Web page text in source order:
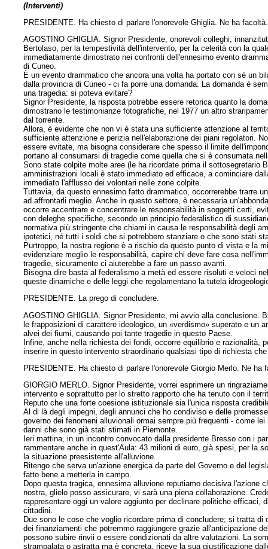
(Interventi)
PRESIDENTE. Ha chiesto di parlare l'onorevole Ghiglia. Ne ha facoltà.
AGOSTINO GHIGLIA. Signor Presidente, onorevoli colleghi,
Bertolaso, per la tempestività dell'intervento, per la celerità con la
immediatamente dimostrato nei confronti dell'ennesimo evento
di Cuneo.
È un evento drammatico che ancora una volta ha portato con sé un
dalla provincia di Cuneo - ci fa porre una domanda. La domanda è
una tragedia: si poteva evitare?
Signor Presidente, la risposta potrebbe essere retorica quanto la
dimostrano le testimonianze fotografiche, nel 1977 un altro
dal torrente.
Allora, è evidente che non vi è stata una sufficiente attenzione al
sufficiente attenzione e perizia nell'elaborazione dei piani regolatori.
essere evitate, ma bisogna considerare che spesso il limite
portano al consumarsi di tragedie come quella che si è consumata
Sono state colpite molte aree (le ha ricordate prima il sottosegretario
amministrazioni locali è stato immediato ed efficace, a cominciare
immediato l'afflusso dei volontari nelle zone colpite.
Tuttavia, da questo ennesimo fatto drammatico, occorrerebbe trarre
ad affrontarli meglio. Anche in questo settore, è necessaria
occorre accentrare e concentrare le responsabilità in soggetti certi,
con deleghe specifiche, secondo un principio federalistico di
normativa più stringente che chiami in causa le responsabilità degli
ipotetici, né tutti i soldi che si potrebbero stanziare o che sono stati
Purtroppo, la nostra regione è a rischio da questo punto di vista e la
evidenziare meglio le responsabilità, capire chi deve fare cosa
tragedie, sicuramente ci aiuterebbe a fare un passo avanti.
Bisogna dire basta al federalismo a metà ed essere risoluti e veloci
queste dinamiche e delle leggi che regolamentano la tutela
PRESIDENTE. La prego di concludere.
AGOSTINO GHIGLIA. Signor Presidente, mi avvio alla conclusione.
le frapposizioni di carattere ideologico, un «verdismo» superato e un
alvei dei fiumi, causando poi tante tragedie in questo Paese.
Infine, anche nella richiesta dei fondi, occorre equilibrio e razionalità,
inserire in questo intervento straordinario qualsiasi tipo di richiesta
PRESIDENTE. Ha chiesto di parlare l'onorevole Giorgio Merlo. Ne ha
GIORGIO MERLO. Signor Presidente, vorrei esprimere un
intervento e soprattutto per lo stretto rapporto che ha tenuto con il
Reputo che una forte coesione istituzionale sia l'unica risposta
Al di là degli impegni, degli annunci che ho condiviso e delle
governo dei fenomeni alluvionali ormai sempre più frequenti - come lei
danni che sono già stati stimati in Piemonte.
Ieri mattina, in un incontro convocato dalla presidente Bresso con i
rammentare anche in quest'Aula: 43 milioni di euro, già spesi, per la
la situazione preesistente all'alluvione.
Ritengo che serva un'azione energica da parte del Governo e del
fatto bene a metterla in campo.
Dopo questa tragica, ennesima alluvione reputiamo decisiva
nostra, glielo posso assicurare, vi sarà una piena collaborazione.
rappresentare oggi un valore aggiunto per declinare politiche
cittadini.
Due sono le cose che voglio ricordare prima di concludere; si tratta
dei finanziamenti che potremmo raggiungere grazie all'anticipazione
possono subire rinvii o essere condizionati da altre valutazioni. La
strampalata o astratta ma è concreta, riceve la sua giustificazione